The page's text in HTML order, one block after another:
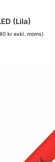
(Lila)
kr exkl. moms)